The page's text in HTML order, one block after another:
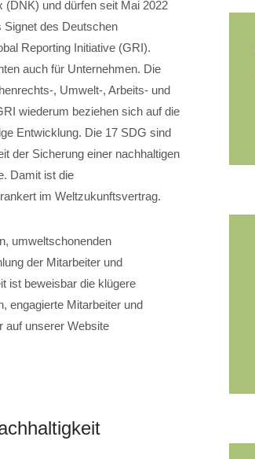
(DNK) und dürfen seit Mai 2022
Signet des Deutschen
Reporting Initiative (GRI).
auch für Unternehmen. Die
, Umwelt-, Arbeits- und
wiederum beziehen sich auf die
Entwicklung. Die 17 SDG sind
der Sicherung einer nachhaltigen
Damit ist die
im Weltzukunftsvertrag.
umweltschonenden
der Mitarbeiter und
ist beweisbar die klügere
engagierte Mitarbeiter und
auf unserer Website